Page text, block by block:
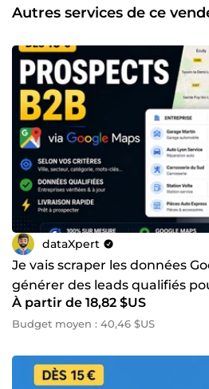
toujours la solution la plus efficace
Autres services de ce
dataXpert
Je vais scraper les données
générer des leads qualifiés
commerciale
À partir de 18,82 $US
Budget moyen : 40,46 $US